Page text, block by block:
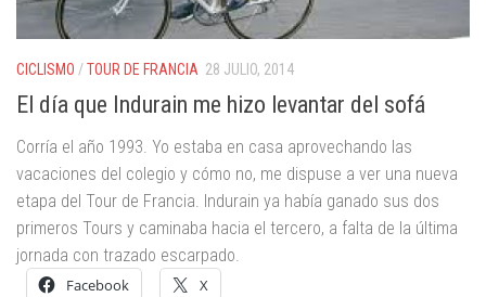
CICLISMO /TOUR DE FRANCIA 28 JULIO, 2014
El día que Indurain me hizo levantar del sofá
Corría el año 1993. Yo estaba en casa aprovechando las
vacaciones del colegio y cómo no, me dispuse a ver una nueva
etapa del Tour de Francia. Indurain ya había ganado sus dos
primeros Tours y caminaba hacia el tercero, a falta de la última
jornada con trazado escarpado.
Facebook X